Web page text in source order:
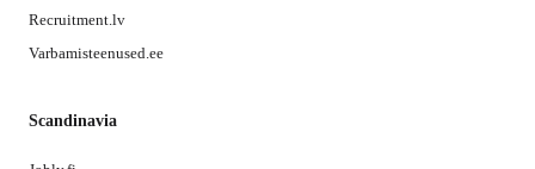
Recruitment.lv
Varbamisteenused.ee
Scandinavia